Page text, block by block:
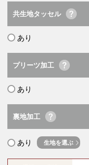
共生地タッセル
あり
プリーツ加工
あり
裏地加工
あり 生地を選ぶ